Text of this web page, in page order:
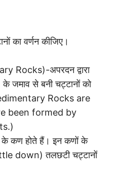
का वर्णन कीजिए।
Rocks)-अपरदन द्वारा
जमाव से बनी चट्टानों को
Rocks are
been formed by
कण होते हैं। इन कणों के
down) तलछटी चट्टानों